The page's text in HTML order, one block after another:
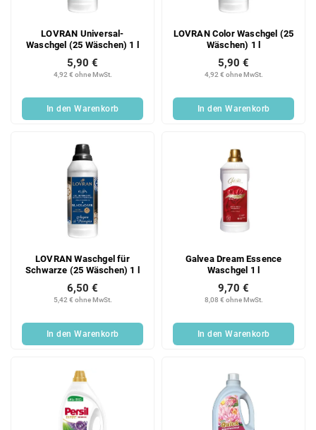
LOVRAN Universal-
Waschgel (25 Wäschen) 1 l
4,92 € ohne MwSt.
5,90 €
In den Warenkorb
LOVRAN Color Waschgel (25
Wäschen) 1 l
4,92 € ohne MwSt.
5,90 €
In den Warenkorb
LOVRAN Waschgel für
Schwarze (25 Wäschen) 1 l
5,42 € ohne MwSt.
6,50 €
In den Warenkorb
Galvea Dream Essence
Waschgel 1 l
8,08 € ohne MwSt.
9,70 €
In den Warenkorb